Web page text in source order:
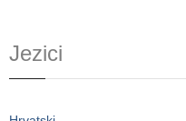
Jezici